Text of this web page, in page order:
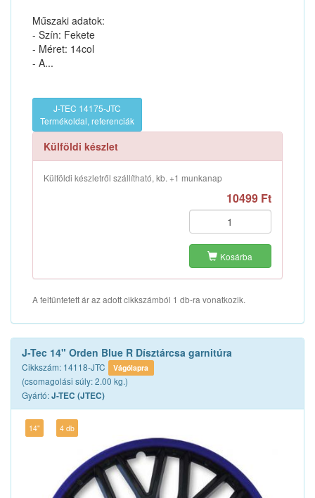
Műszaki adatok:
- Szín: Fekete
- Méret: 14col
- A...
J-TEC 14175-JTC
Termékoldal, referenciák
Külföldi készlet
Külföldi készletről szállítható, kb. +1 munkanap
10499 Ft
Kosárba
A feltüntetett ár az adott cikkszámból 1 db-ra vonatkozik.
J-Tec 14" Orden Blue R Dísztárcsa garnitúra
Cikkszám: 14118-JTC Vágólapra
(csomagolási súly: 2.00 kg.)
Gyártó:J-TEC (JTEC)
14" 4 db